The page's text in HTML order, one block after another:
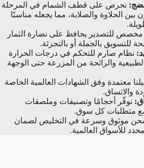
نحرص على قطف الشمام في المرحلة
بين الحلاوة والصلابة، مما يجعله مناسبًا
للتصدير يحافظ على نضارة الثمار
للتسويق بالجملة أو بالتجزئة.
نظام صارم للتحكم في درجات الحرارة
والرائحة من المزرعة حتى الوجهة
معتمدة وفق الشهادات العالمية الخاصة
والاتساق.
نوفّر أحجامًا وتصنيفات وملصقات
مع متطلبات كل سوق.
موثوق وسرعة في التخليص لضمان
للأسواق العالمية.